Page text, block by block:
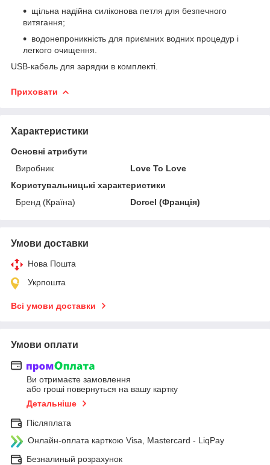
щільна надійна силіконова петля для безпечного
витягання;
водонепроникність для приємних водних процедур і
легкого очищення.
USB-кабель для зарядки в комплекті.
Приховати
Характеристики
Основні атрибути
Виробник
Love To Love
Користувальницькі характеристики
Бренд (Країна)
Dorcel (Франція)
Умови доставки
Нова Пошта
Укрпошта
Всі умови доставки
Умови оплати
Ви отримаєте замовлення
або гроші повернуться на вашу картку
Детальніше
Післяплата
Онлайн-оплата карткою Visa, Mastercard - LiqPay
Безналиный розрахунок